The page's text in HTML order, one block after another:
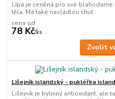
Lípa je ceněná pro své
těla. Má také nasládlou chuť.
cena od
78 Kč/ks
Zvolit
Lišejník islandský - pukléřka
Lišejník je bylinný antioxidant, ale